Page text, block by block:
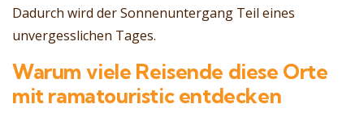
Dadurch wird der Sonnenuntergang Teil eines
unvergesslichen Tages.
Warum viele Reisende diese Orte
mit ramatouristic entdecken